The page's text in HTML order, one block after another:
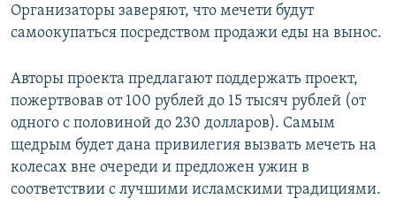
Организаторы заверяют, что мечети будут
самоокупаться посредством продажи еды на вынос.
Авторы проекта предлагают поддержать проект,
пожертвовав от 100 рублей до 15 тысяч рублей (от
одного с половиной до 230 долларов). Самым
щедрым будет дана привилегия вызвать мечеть на
колесах вне очереди и предложен ужин в
соответствии с лучшими исламскими традициями.